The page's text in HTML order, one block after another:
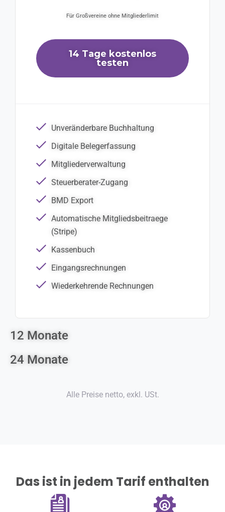
Für Großvereine ohne Mitgliederlimit
14 Tage kostenlos
testen
Unveränderbare Buchhaltung
Digitale Belegerfassung
Mitgliederverwaltung
Steuerberater-Zugang
BMD Export
Automatische Mitgliedsbeitraege
(Stripe)
Kassenbuch
Eingangsrechnungen
Wiederkehrende Rechnungen
12 Monate
24 Monate
Alle Preise netto, exkl. USt.
Das ist in jedem Tarif enthalten